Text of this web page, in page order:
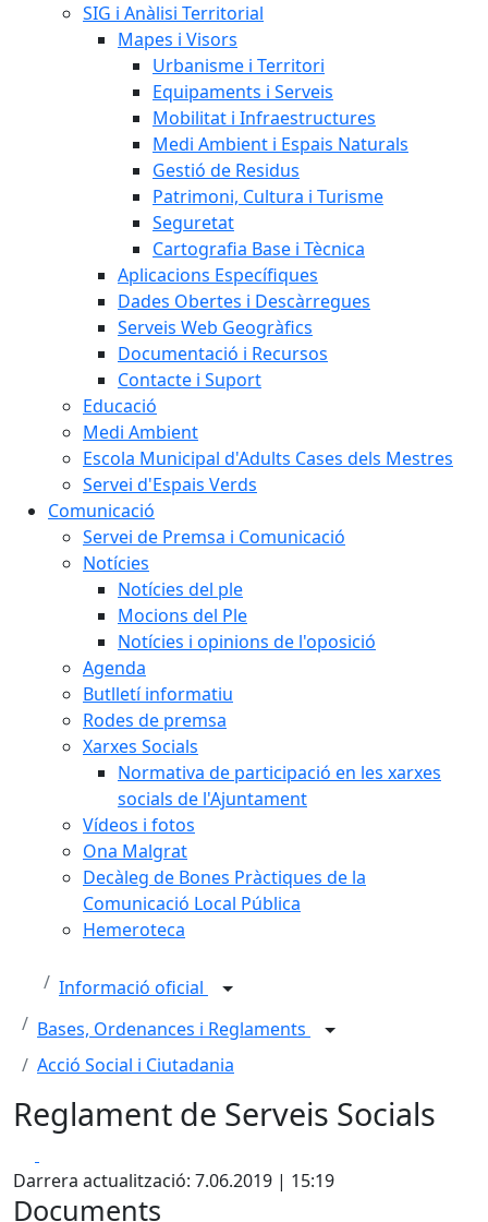
SIG i Anàlisi Territorial
Mapes i Visors
Urbanisme i Territori
Equipaments i Serveis
Mobilitat i Infraestructures
Medi Ambient i Espais Naturals
Gestió de Residus
Patrimoni, Cultura i Turisme
Seguretat
Cartografia Base i Tècnica
Aplicacions Específiques
Dades Obertes i Descàrregues
Serveis Web Geogràfics
Documentació i Recursos
Contacte i Suport
Educació
Medi Ambient
Escola Municipal d'Adults Cases dels Mestres
Servei d'Espais Verds
Comunicació
Servei de Premsa i Comunicació
Notícies
Notícies del ple
Mocions del Ple
Notícies i opinions de l'oposició
Agenda
Butlletí informatiu
Rodes de premsa
Xarxes Socials
Normativa de participació en les xarxes
socials de l'Ajuntament
Vídeos i fotos
Ona Malgrat
Decàleg de Bones Pràctiques de la
Comunicació Local Pública
Hemeroteca
Informació oficial
Bases, Ordenances i Reglaments
Acció Social i Ciutadania
Reglament de Serveis Socials
Darrera actualització: 7.06.2019 | 15:19
Documents